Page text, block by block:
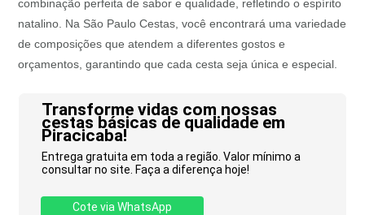
combinação perfeita de sabor e qualidade, refletindo o espírito
natalino. Na São Paulo Cestas, você encontrará uma variedade
de composições que atendem a diferentes gostos e
orçamentos, garantindo que cada cesta seja única e especial.
Transforme vidas com nossas
cestas básicas de qualidade em
Piracicaba!
Entrega gratuita em toda a região. Valor mínimo a
consultar no site. Faça a diferença hoje!
Cote via WhatsApp